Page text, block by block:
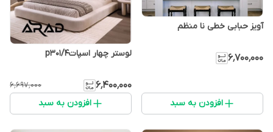
آویز حبابی خطی نا منظم
۶٬۷۰۰٬۰۰۰
افزودن به سبد
لوستر چهار اسپاتp301/4
۶٬۴۰۰٬۰۰۰ ۶٬۶۹۷٬۰۰۰
افزودن به سبد